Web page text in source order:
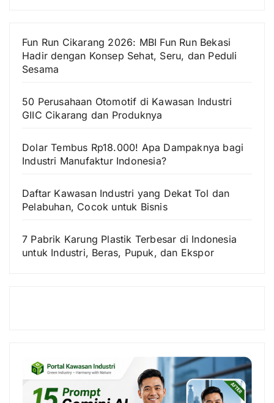
Fun Run Cikarang 2026: MBI Fun Run Bekasi
Hadir dengan Konsep Sehat, Seru, dan Peduli
Sesama
50 Perusahaan Otomotif di Kawasan Industri
GIIC Cikarang dan Produknya
Dolar Tembus Rp18.000! Apa Dampaknya bagi
Industri Manufaktur Indonesia?
Daftar Kawasan Industri yang Dekat Tol dan
Pelabuhan, Cocok untuk Bisnis
7 Pabrik Karung Plastik Terbesar di Indonesia
untuk Industri, Beras, Pupuk, dan Ekspor